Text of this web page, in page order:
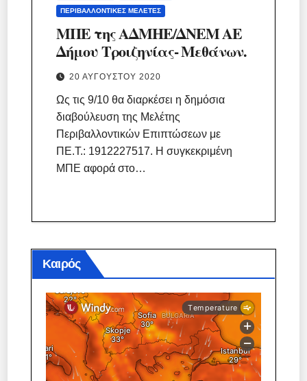
ΠΕΡΙΒΑΛΛΟΝΤΙΚΈΣ ΜΕΛΈΤΕΣ
ΜΠΕ της ΑΔΜΗΕ/ΔΝΕΜ ΑΕ
Δήμου Τροιζηνίας- Μεθάνων.
20 ΑΥΓΟΎΣΤΟΥ 2020
Ως τις 9/10 θα διαρκέσει η δημόσια
διαβούλευση της Μελέτης
Περιβαλλοντικών Επιπτώσεων με
ΠΕ.Τ.: 1912227517. Η συγκεκριμένη
ΜΠΕ αφορά στο…
Καιρός